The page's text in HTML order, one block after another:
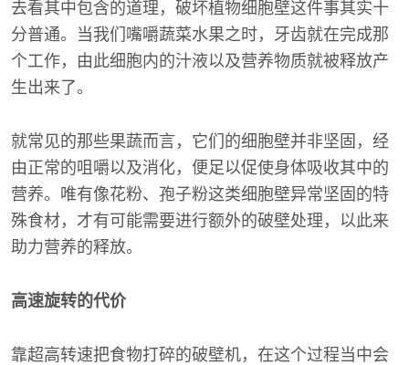
去看其中包含的道理，破坏植物细胞壁这件事其实十
分普通。当我们嘴嚼蔬菜水果之时，牙齿就在完成那
个工作，由此细胞内的汁液以及营养物质就被释放产
生出来了。
就常见的那些果蔬而言，它们的细胞壁并非坚固，经
由正常的咀嚼以及消化，便足以促使身体吸收其中的
营养。唯有像花粉、孢子粉这类细胞壁异常坚固的特
殊食材，才有可能需要进行额外的破壁处理，以此来
助力营养的释放。
高速旋转的代价
靠超高转速把食物打碎的破壁机，在这个过程当中会